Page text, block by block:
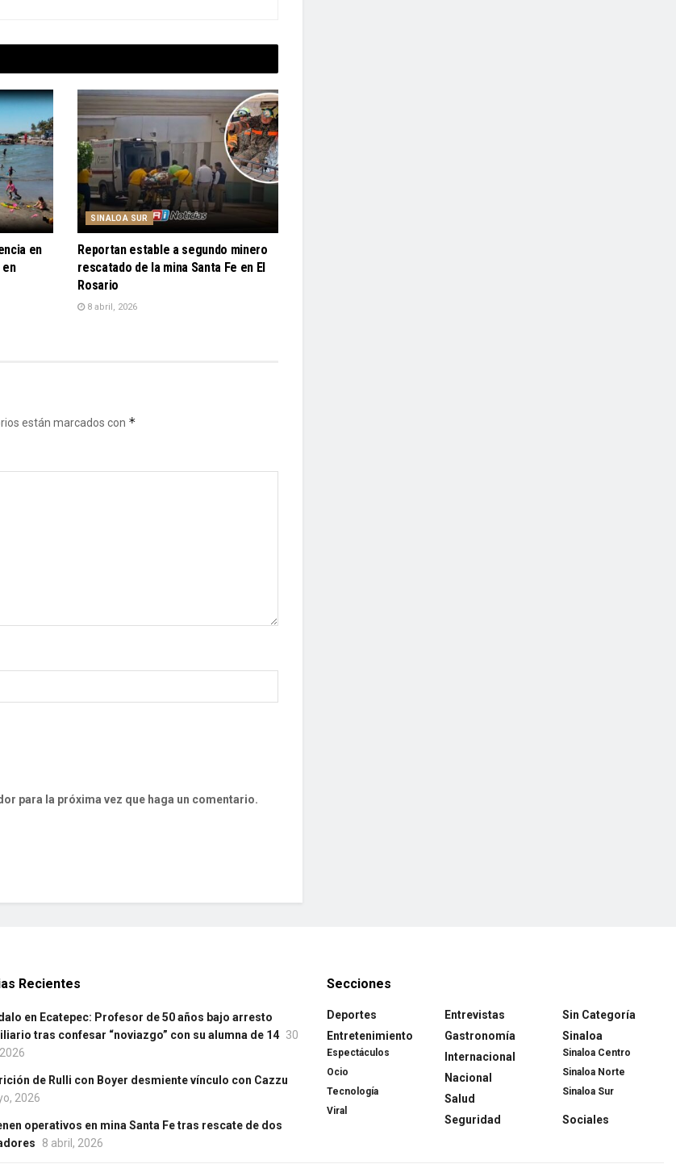
en
en
SINALOA SUR
Reportan estable a segundo minero
rescatado de la mina Santa Fe en El
Rosario
8 abril, 2026
están marcados con *
para la próxima vez que haga un comentario.
Recientes
en Ecatepec: Profesor de 50 años bajo arresto
tras confesar “noviazgo” con su alumna de 14 30
de Rulli con Boyer desmiente vínculo con Cazzu
2026
operativos en mina Santa Fe tras rescate de dos
8 abril, 2026
Secciones
Deportes
Entretenimiento
Espectáculos
Ocio
Tecnología
Viral
Entrevistas
Gastronomía
Internacional
Nacional
Salud
Seguridad
Sin Categoría
Sinaloa
Sinaloa Centro
Sinaloa Norte
Sinaloa Sur
Sociales